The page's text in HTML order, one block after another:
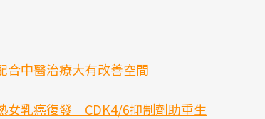
中醫治療大有改善空間
女乳癌復發 CDK4/6抑制劑助重生